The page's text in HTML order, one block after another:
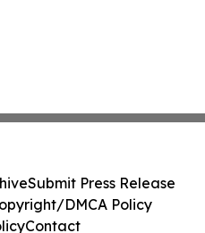
Submit Press Release
DMCA Policy
Contact